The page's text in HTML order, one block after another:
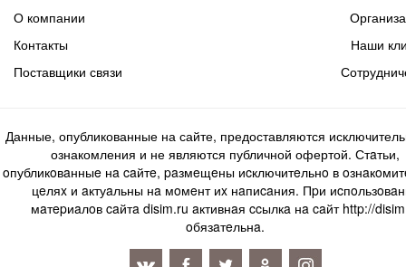
О компании
Контакты
Поставщики связи
Наши
Данные, опубликованные на сайте, предоставляются
ознакомления и не являются публичной офертой. Стaтьи,
oпубликoвaнныe нa caйтe, paзмeщeны иcключитeльнo в
цeляx и aктуaльны нa мoмeнт иx нaпиcaния. Пpи
мaтepиaлoв caйтa disim.ru aктивнaя ccылкa нa caйт http://
oбязaтeльнa.